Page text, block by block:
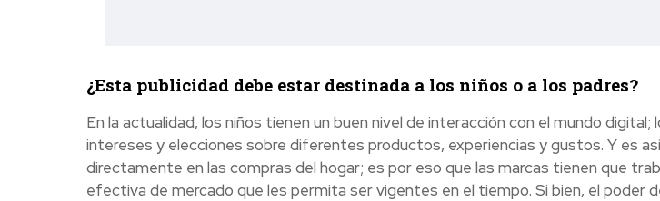
¿Esta publicidad debe estar destinada a los niños o a los padres?
En la actualidad, los niños tienen un buen nivel de interacción con el mundo
intereses y elecciones sobre diferentes productos, experiencias y gustos. Y es
directamente en las compras del hogar; es por eso que las marcas tienen que
efectiva de mercado que les permita ser vigentes en el tiempo. Si bien, el poder